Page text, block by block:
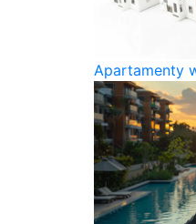
Apartamenty